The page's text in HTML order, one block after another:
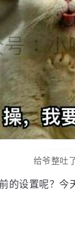
给爷整吐
的设置呢？今